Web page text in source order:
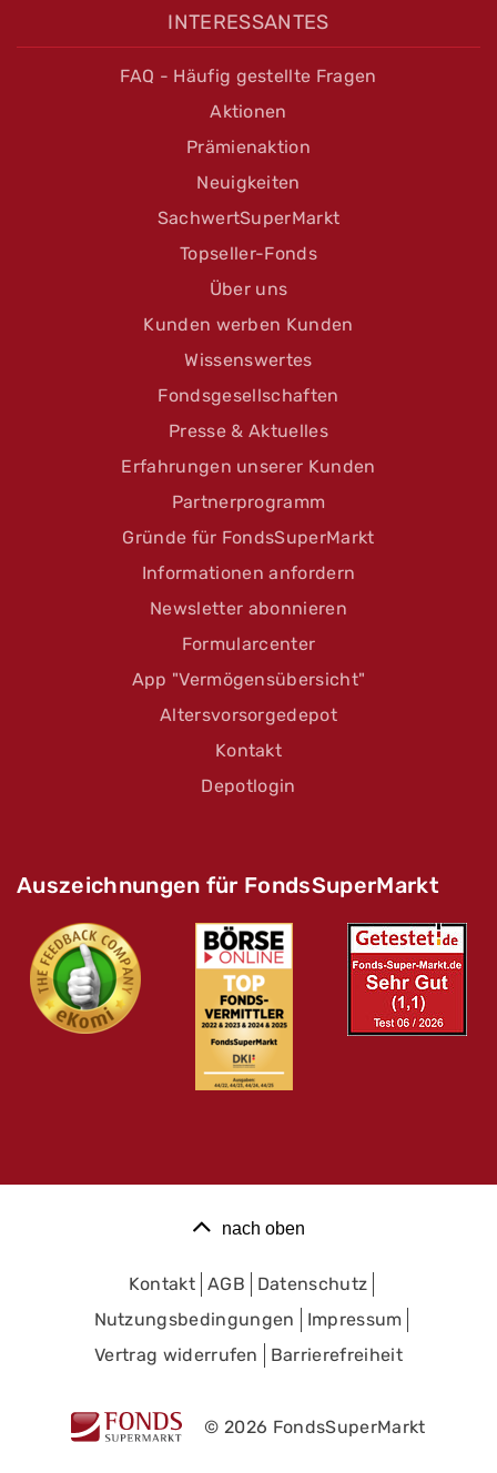
INTERESSANTES
FAQ - Häufig gestellte Fragen
Aktionen
Prämienaktion
Neuigkeiten
SachwertSuperMarkt
Topseller-Fonds
Über uns
Kunden werben Kunden
Wissenswertes
Fondsgesellschaften
Presse & Aktuelles
Erfahrungen unserer Kunden
Partnerprogramm
Gründe für FondsSuperMarkt
Informationen anfordern
Newsletter abonnieren
Formularcenter
App "Vermögensübersicht"
Altersvorsorgedepot
Kontakt
Depotlogin
Auszeichnungen für FondsSuperMarkt
nach oben
Kontakt AGB
Datenschutz
Nutzungsbedingungen
Impressum
Vertrag widerrufen
Barrierefreiheit
© 2026 FondsSuperMarkt